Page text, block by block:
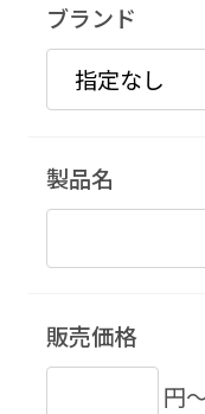
ブランド
製品名
販売価格
円